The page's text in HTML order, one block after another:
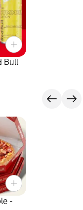
Bull
-